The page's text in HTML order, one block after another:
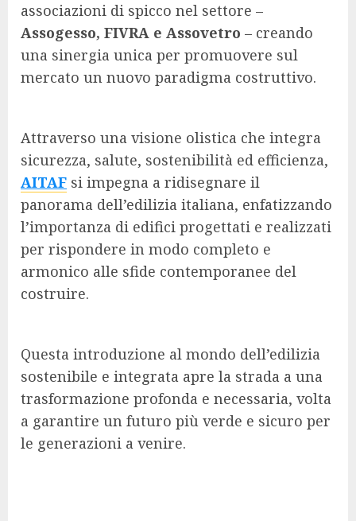
associazioni di spicco nel settore –
Assogesso, FIVRA e Assovetro – creando
una sinergia unica per promuovere sul
mercato un nuovo paradigma costruttivo.
Attraverso una visione olistica che integra
sicurezza, salute, sostenibilità ed efficienza,
AITAF si impegna a ridisegnare il
panorama dell’edilizia italiana, enfatizzando
l’importanza di edifici progettati e realizzati
per rispondere in modo completo e
armonico alle sfide contemporanee del
costruire.
Questa introduzione al mondo dell’edilizia
sostenibile e integrata apre la strada a una
trasformazione profonda e necessaria, volta
a garantire un futuro più verde e sicuro per
le generazioni a venire.